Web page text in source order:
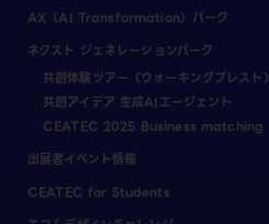
AX（AI Transformation）パーク
ネクスト ジェネレーションパーク
共創体験ツアー（ウォーキングブレスト）
共創アイデア 生成AIエージェント
CEATEC 2025 Business matching
出展者イベント情報
CEATEC for Students